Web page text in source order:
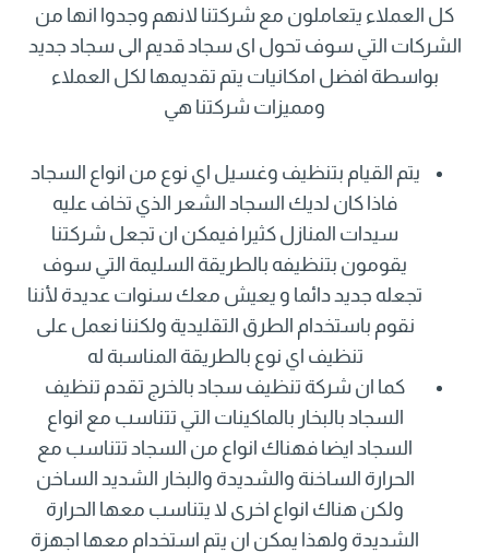
كل العملاء يتعاملون مع شركتنا لانهم وجدوا انها من
الشركات التي سوف تحول اى سجاد قديم الى سجاد جديد
بواسطة افضل امكانيات يتم تقديمها لكل العملاء
ومميزات شركتنا هي
يتم القيام بتنظيف وغسيل اي نوع من انواع السجاد
فاذا كان لديك السجاد الشعر الذي تخاف عليه
سيدات المنازل كثيرا فيمكن ان تجعل شركتنا
يقومون بتنظيفه بالطريقة السليمة التي سوف
تجعله جديد دائما و يعيش معك سنوات عديدة لأننا
نقوم باستخدام الطرق التقليدية ولكننا نعمل على
تنظيف اي نوع بالطريقة المناسبة له
كما ان شركة تنظيف سجاد بالخرج تقدم تنظيف
السجاد بالبخار بالماكينات التي تتناسب مع انواع
السجاد ايضا فهناك انواع من السجاد تتناسب مع
الحرارة الساخنة والشديدة والبخار الشديد الساخن
ولكن هناك انواع اخرى لا يتناسب معها الحرارة
الشديدة ولهذا يمكن ان يتم استخدام معها اجهزة